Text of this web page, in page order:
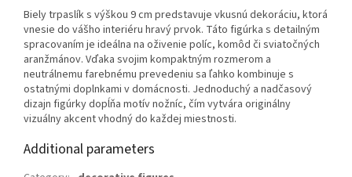
Biely trpaslík s výškou 9 cm predstavuje vkusnú dekoráciu, ktorá
vnesie do vášho interiéru hravý prvok. Táto figúrka s detailným
spracovaním je ideálna na oživenie políc, komôd či sviatočných
aranžmánov. Vďaka svojim kompaktným rozmerom a
neutrálnemu farebnému prevedeniu sa ľahko kombinuje s
ostatnými doplnkami v domácnosti. Jednoduchý a nadčasový
dizajn figúrky dopĺňa motív nožníc, čím vytvára originálny
vizuálny akcent vhodný do každej miestnosti.
Additional parameters